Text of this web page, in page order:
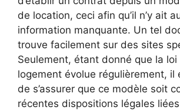
de location, ceci afin qu’il n’y ait
information manquante. Un tel
trouve facilement sur des sites
Seulement, étant donné que la loi
logement évolue régulièrement, il
de s’assurer que ce modèle soit
récentes dispositions légales